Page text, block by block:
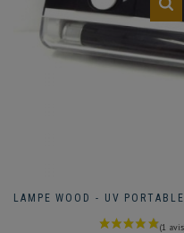
LAMPE WOOD - UV PORTABLE